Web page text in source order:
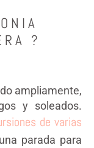
?
ampliamente,
y soleados.
de varias
parada para